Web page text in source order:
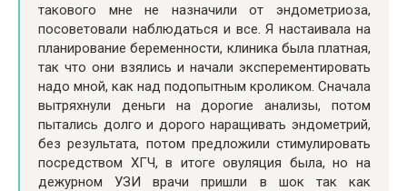
такового мне не назначили от эндометриоза,
посоветовали наблюдаться и все. Я настаивала на
планирование беременности, клиника была платная,
так что они взялись и начали эксперементировать
надо мной, как над подопытным кроликом. Сначала
вытряхнули деньги на дорогие анализы, потом
пытались долго и дорого наращивать эндометрий,
без результата, потом предложили стимулировать
посредством ХГЧ, в итоге овуляция была, но на
дежурном УЗИ врачи пришли в шок так как